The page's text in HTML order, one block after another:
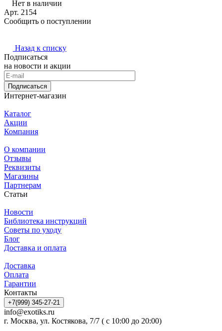
Нет в наличии
Арт. 2154
Сообщить о поступлении
Назад к списку
Подписаться
на новости и акции
Подписаться
Интернет-магазин
Каталог
Акции
Компания
О компании
Отзывы
Реквизиты
Магазины
Партнерам
Статьи
Новости
Библиотека инструкций
Советы по уходу
Блог
Доставка и оплата
Доставка
Оплата
Гарантии
Контакты
+7(999) 345-27-21
info@exotiks.ru
г. Москва, ул. Костякова, 7/7 ( с 10:00 до 20:00)